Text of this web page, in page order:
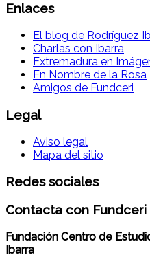
Enlaces
El blog de Rodríguez
Charlas con Ibarra
Extremadura en
En Nombre de la Rosa
Amigos de Fundceri
Legal
Aviso legal
Mapa del sitio
Redes sociales
Contacta con Fundceri
Fundación Centro de
Ibarra